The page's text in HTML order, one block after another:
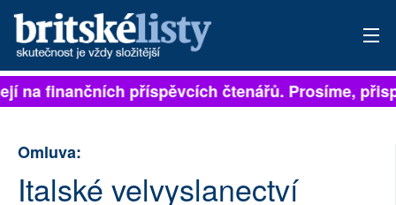
PŘIHLÁSIT
na finančních příspěvcích čtenářů. Prosíme,
Omluva:
Italské velvyslanectví